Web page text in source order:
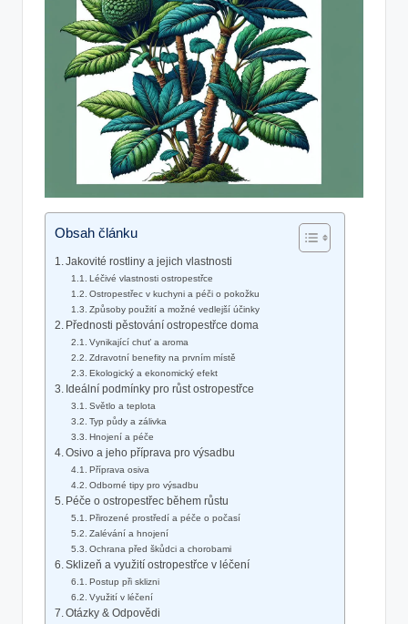
Obsah článku
Jakovité rostliny a jejich vlastnosti
Léčivé vlastnosti ostropestřce
Ostropestřec v kuchyni a péči o pokožku
Způsoby použití a možné vedlejší účinky
Přednosti pěstování ostropestřce doma
Vynikající chuť a aroma
Zdravotní benefity na prvním místě
Ekologický a ekonomický efekt
Ideální podmínky pro růst ostropestřce
Světlo a teplota
Typ půdy a zálivka
Hnojení a péče
Osivo a jeho příprava pro výsadbu
Příprava osiva
Odborné tipy pro výsadbu
Péče o ostropestřec během růstu
Přirozené prostředí a péče o počasí
Zalévání a hnojení
Ochrana před škůdci a chorobami
Sklizeň a využití ostropestřce v léčení
Postup při sklizni
Využití v léčení
Otázky & Odpovědi